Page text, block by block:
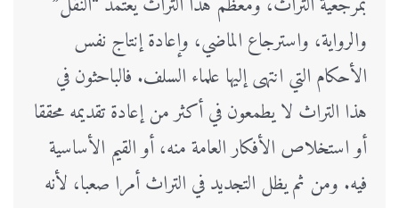
والرواية، واسترجاع الماضي، وإعادة إنتاج نفس
الأحكام التي انتهى إليها علماء السلف. فالباحثون في
هذا التراث لا يطمعون في أكثر من إعادة تقديمه محققا
أو استخلاص الأفكار العامة منه، أو القيم الأساسية
فيه. ومن ثم يظل التجديد في التراث أمرا صعبا، لأنه